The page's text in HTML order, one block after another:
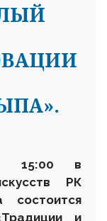
15:00 в
РК
состоится
и